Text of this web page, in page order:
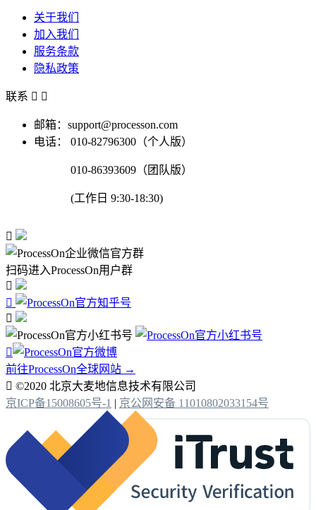
关于我们
加入我们
服务条款
隐私政策
联系  
邮箱：support@processon.com
电话：
010-82796300（个人版）
010-86393609（团队版）
(工作日 9:30-18:30)

扫码进入ProcessOn用户群




前往ProcessOn全球网站 →
 ©2020 北京大麦地信息技术有限公司
京ICP备15008605号-1 | 京公网安备 11010802033154号